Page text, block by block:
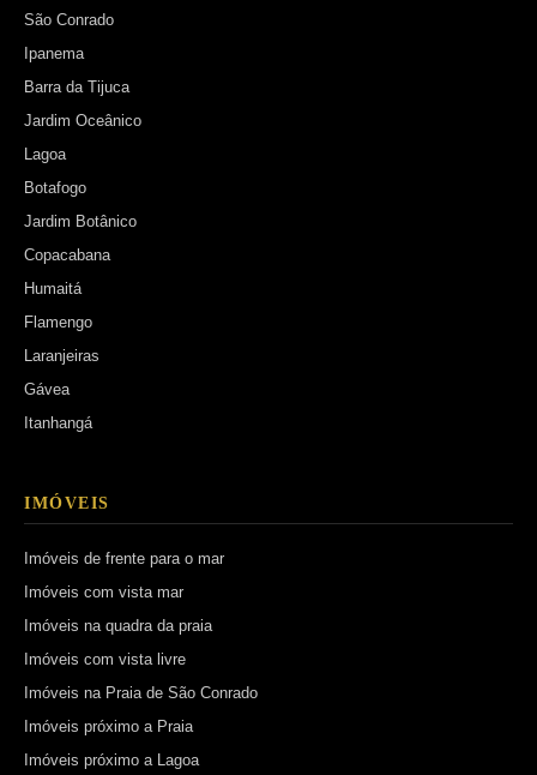
São Conrado
Ipanema
Barra da Tijuca
Jardim Oceânico
Lagoa
Botafogo
Jardim Botânico
Copacabana
Humaitá
Flamengo
Laranjeiras
Gávea
Itanhangá
IMÓVEIS
Imóveis de frente para o mar
Imóveis com vista mar
Imóveis na quadra da praia
Imóveis com vista livre
Imóveis na Praia de São Conrado
Imóveis próximo a Praia
Imóveis próximo a Lagoa